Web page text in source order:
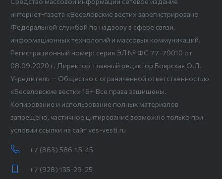
интернет-газета «Веселовские вести» зарегистрировано
Федеральной службой по надзору в сфере связи,
информационных технологий и массовых коммуникаций.
Регистрационный номер: серия ЭЛ № ФС 77-79010 от
08.09.2020 г. Директор-главный редактор Боярская О.Л.
Учредитель — Общество с ограниченной ответственностью
«Веселовские вести» 16+ Все права защищены.
Копирование и использование полных материалов
запрещено, частичное цитирование возможно только при
условии ссылки на сайт ves-vesti.ru
+7 (863) 586-15-45
+7 (928) 135-29-25